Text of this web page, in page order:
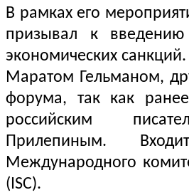
В рамках его
призывал к введению
экономических
Маратом Гельманом,
форума, так как
российским
Прилепиным.
Международного
(ISC).